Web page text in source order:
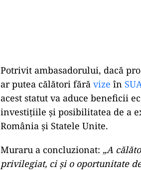
Potrivit ambasadorului, dacă
ar putea călători fără vize în
acest statut va aduce beneficii
investițiile și posibilitatea de a
România și Statele Unite.
Muraru a concluzionat: „A
privilegiat, ci și o oportunitate